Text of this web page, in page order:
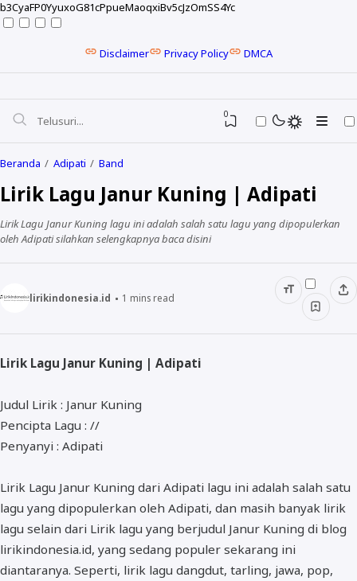
b3CyaFP0YyuxoG81cPpueMaoqxiBv5cJzOmSS4Yc
Disclaimer Privacy Policy DMCA
NELA KARISMA
ALMANAR
NISA SABYAN
0
Beranda Adipati Band
Lirik Lagu Janur Kuning | Adipati
Lirik Lagu Janur Kuning lagu ini adalah salah satu lagu yang dipopulerkan
oleh Adipati silahkan selengkapnya baca disini
lirikindonesia.id 1 mins read
Lirik Lagu Janur Kuning | Adipati
Judul Lirik : Janur Kuning
Pencipta Lagu : //
Penyanyi : Adipati
Lirik Lagu Janur Kuning dari Adipati lagu ini adalah salah satu
lagu yang dipopulerkan oleh Adipati, dan masih banyak lirik
lagu selain dari Lirik lagu yang berjudul Janur Kuning di blog
lirikindonesia.id, yang sedang populer sekarang ini
diantaranya. Seperti, lirik lagu dangdut, tarling, jawa, pop,